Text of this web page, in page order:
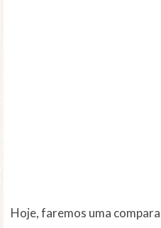
Hoje, faremos uma